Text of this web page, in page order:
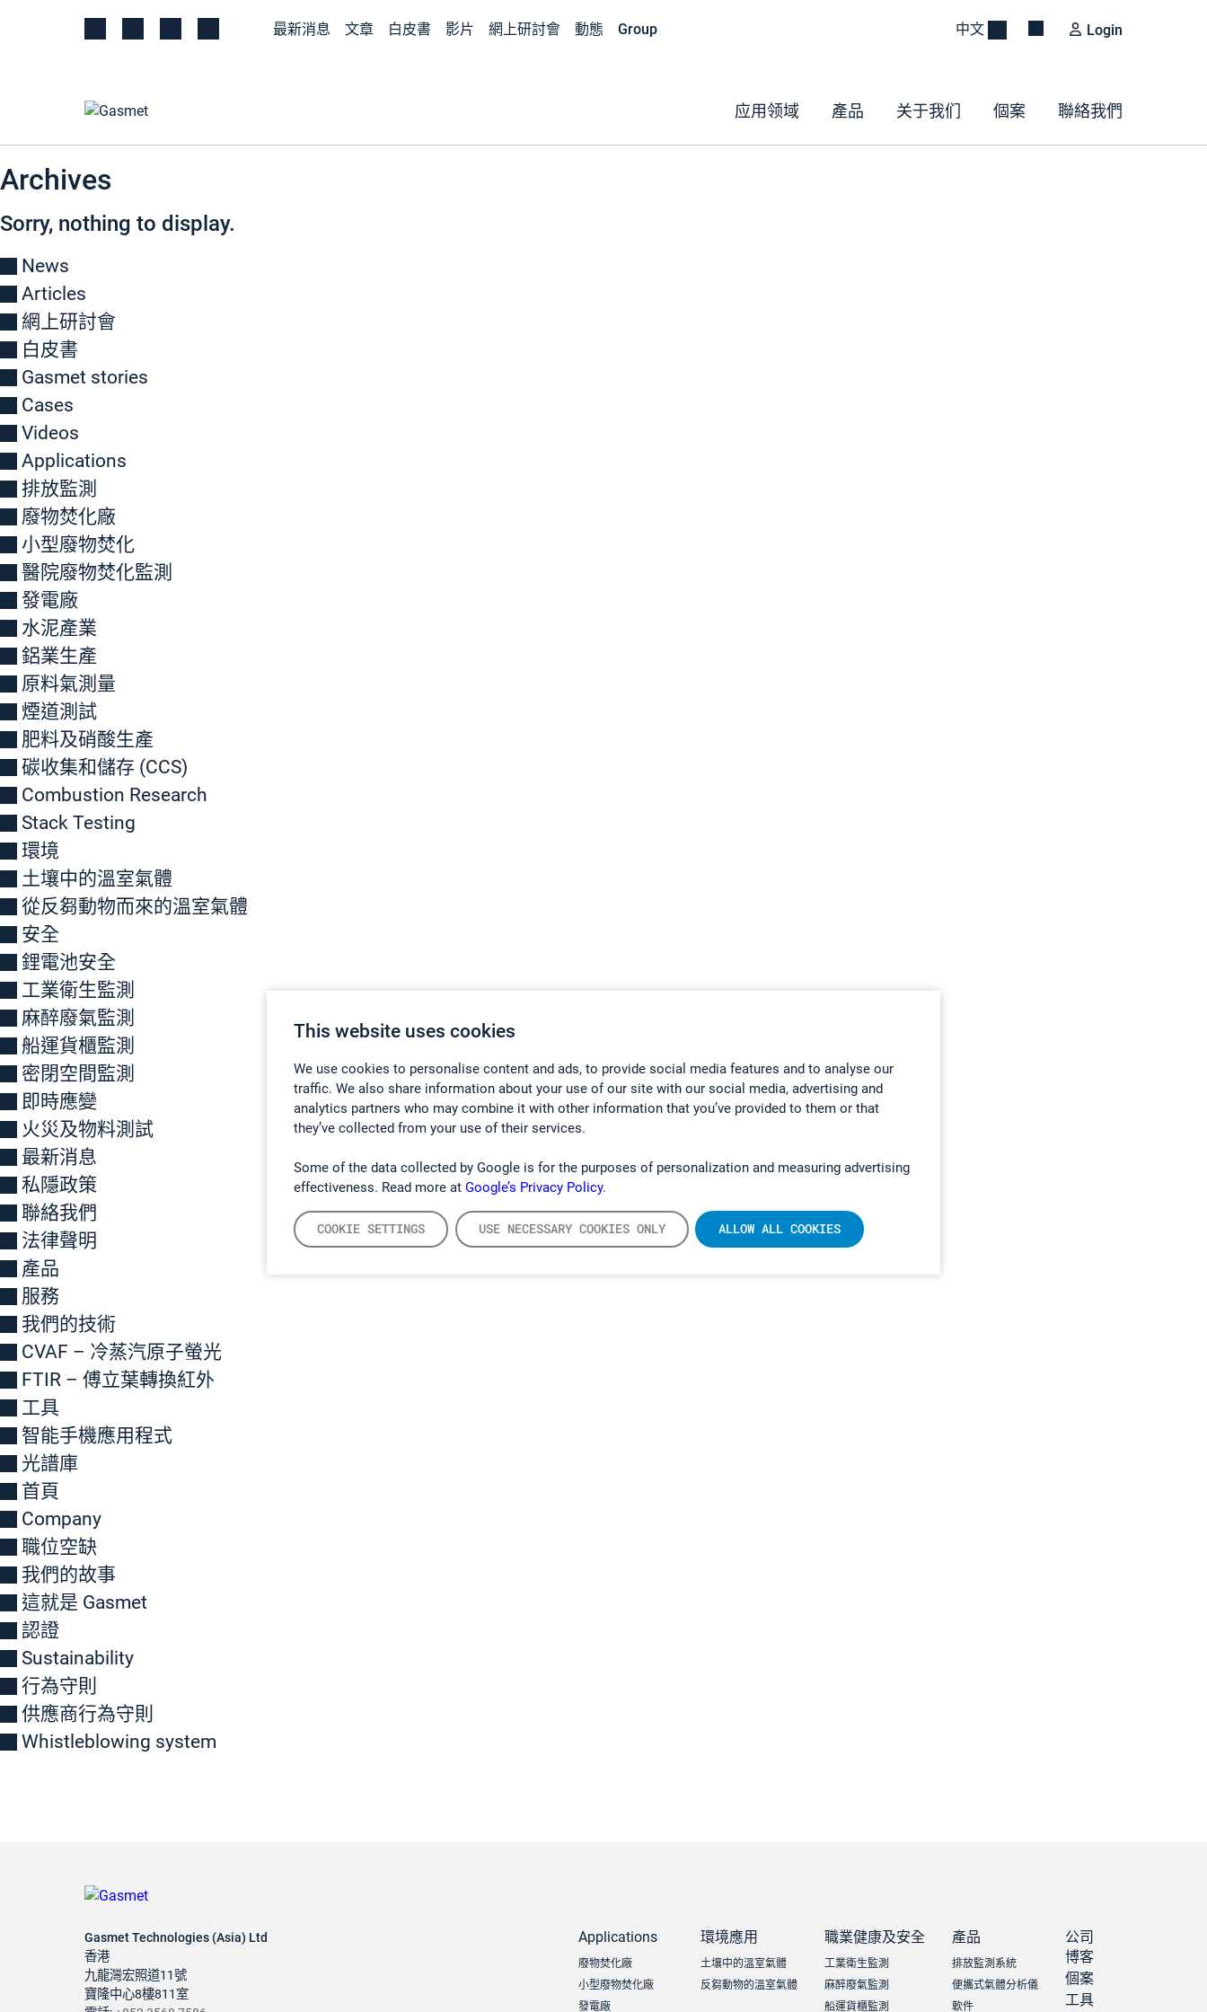
This website uses cookies
We use cookies to personalise content and ads, to provide social media features and to analyse our
traffic. We also share information about your use of our site with our social media, advertising and
analytics partners who may combine it with other information that you’ve provided to them or that
they’ve collected from your use of their services.
Some of the data collected by Google is for the purposes of personalization and measuring advertising
effectiveness. Read more at Google’s Privacy Policy.
COOKIE SETTINGS USE NECESSARY COOKIES ONLY ALLOW ALL COOKIES
最新消息 文章 白皮書 影片 網上研討會 動態 Group 中文 Login
应用领域 產品 关于我们 個案 聯絡我們
Archives
Sorry, nothing to display.
News
Articles
網上研討會
白皮書
Gasmet stories
Cases
Videos
Applications
排放監測
廢物焚化廠
小型廢物焚化
醫院廢物焚化監測
發電廠
水泥產業
鋁業生產
原料氣測量
煙道測試
肥料及硝酸生產
碳收集和儲存 (CCS)
Combustion Research
Stack Testing
環境
土壤中的溫室氣體
從反芻動物而來的溫室氣體
安全
鋰電池安全
工業衛生監測
麻醉廢氣監測
船運貨櫃監測
密閉空間監測
即時應變
火災及物料測試
最新消息
私隱政策
聯絡我們
法律聲明
產品
服務
我們的技術
CVAF – 冷蒸汽原子螢光
FTIR – 傅立葉轉換紅外
工具
智能手機應用程式
光譜庫
首頁
Company
職位空缺
我們的故事
這就是 Gasmet
認證
Sustainability
行為守則
供應商行為守則
Whistleblowing system
Gasmet Technologies (Asia) Ltd
香港
九龍灣宏照道11號
寶隆中心8樓811室
Applications
廢物焚化廠
小型廢物焚化廠
發電廠
環境應用
土壤中的溫室氣體
反芻動物的溫室氣體
職業健康及安全
工業衛生監測
麻醉廢氣監測
船運貨櫃監測
產品
排放監測系統
便攜式氣體分析儀
軟件
公司
博客
個案
工具